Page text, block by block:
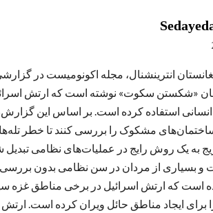
انترینشنال، مجله اکونومیست در
«شکستن سکوت» نوشته است که ارتش
استفاده کرده است. بر اساس این
مشکوک را بررسی کنند تا خطر
به یک روش رایج در عملیات‌های نظامی
و بسیاری از مردان در سن نظامی بدون بررسی
است که ارتش اسرائیل در برخی مناطق غزه
برای ایجاد مناطق حائل ویران کرده است.